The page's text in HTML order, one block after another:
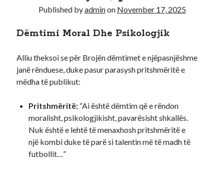
Recent Comments
A WordPress CommenteronHello world!
Published byadminon November 17, 2025
Dëmtimi Moral Dhe Psikologjik
Alliu theksoi se për Brojën dëmtimet e njëpasnjëshme
janë rënduese, duke pasur parasysh pritshmëritë e
mëdha të publikut:
Pritshmëritë: “Ai është dëmtim që e rëndon
moralisht, psikologjikisht, pavarësisht shkallës.
Nuk është e lehtë të menaxhosh pritshmëritë e
një kombi duke të parë si talentin më të madh të
futbollit…”